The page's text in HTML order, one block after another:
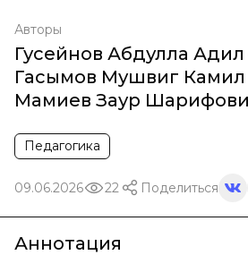
Авторы
Гусейнов Абдулла Адил
Гасымов Мушвиг Камил
Мамиев Заур
Педагогика
09.06.2026 22 Поделиться
Аннотация